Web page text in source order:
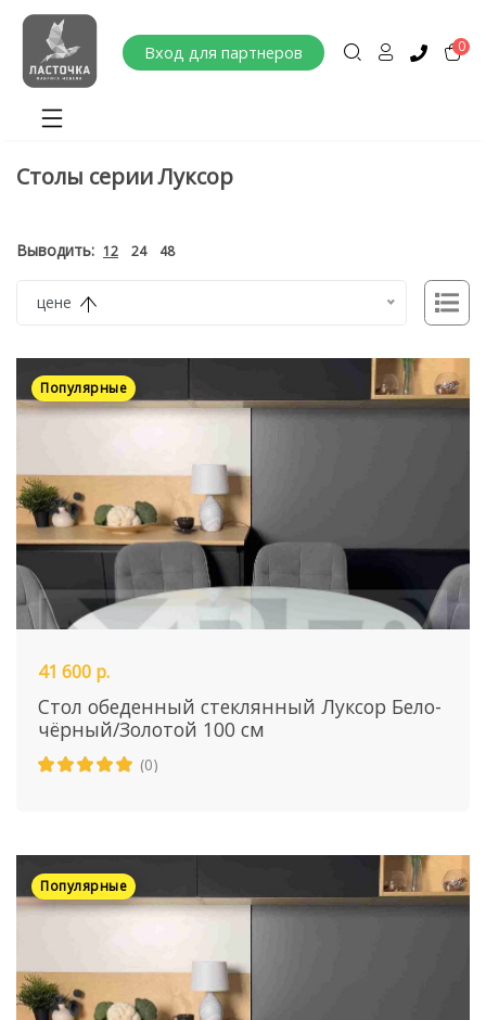
Вход для партнеров 0
Столы серии Луксор
Выводить: 12 24 48
цене
Популярные
41 600 р.
Стол обеденный стеклянный Луксор Бело-
чёрный/Золотой 100 см
(0)
Популярные